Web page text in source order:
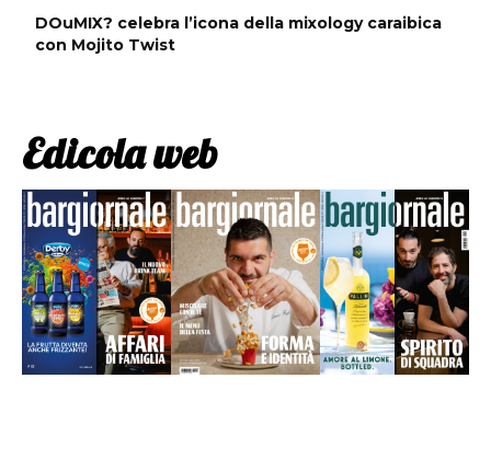
DOuMIX? celebra l’icona della mixology caraibica
con Mojito Twist
Edicola web